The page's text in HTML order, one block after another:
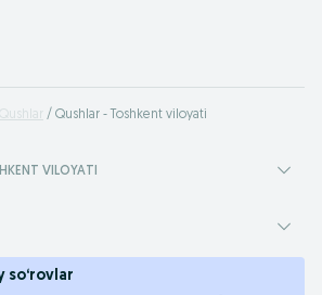
Qushlar Qushlar - Toshkent viloyati
VILOYATI
so‘rovlar